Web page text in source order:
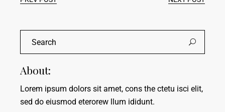
About:
Lorem ipsum dolors sit amet, cons the ctetu isci elit,
sed do eiusmod eterorew llum ididunt.